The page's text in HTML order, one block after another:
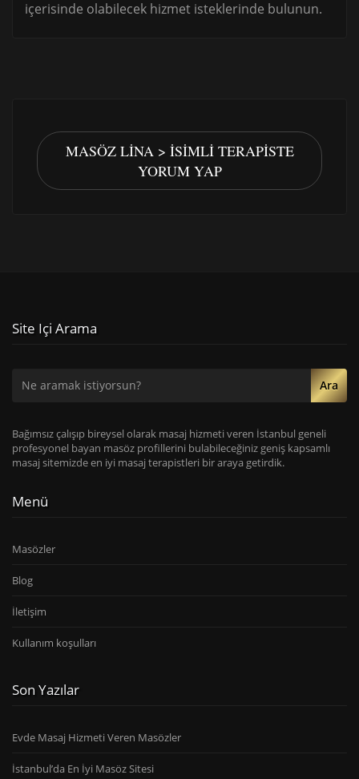
içerisinde olabilecek hizmet isteklerinde bulunun.
MASÖZ LINA > İSIMLI TERAPISTE
YORUM YAP
Site Içi Arama
Ara
Bağımsız çalışıp bireysel olarak masaj hizmeti veren İstanbul geneli
profesyonel bayan masöz profillerini bulabileceğiniz geniş kapsamlı
masaj sitemizde en iyi masaj terapistleri bir araya getirdik.
Menü
Masözler
Blog
İletişim
Kullanım koşulları
Son Yazılar
Evde Masaj Hizmeti Veren Masözler
İstanbul’da En İyi Masöz Sitesi